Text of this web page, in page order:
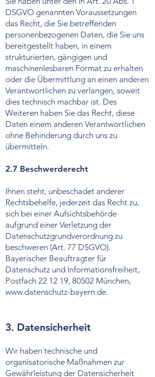
DSGVO genannten Voraussetzungen
das Recht, die Sie betreffenden
personenbezogenen Daten, die Sie uns
bereitgestellt haben, in einem
strukturierten, gängigen und
maschinenlesbaren Format zu erhalten
oder die Übermittlung an einen anderen
Verantwortlichen zu verlangen, soweit
dies technisch machbar ist. Des
Weiteren haben Sie das Recht, diese
Daten einem anderen Verantwortlichen
ohne Behinderung durch uns zu
übermitteln.
2.7 Beschwerderecht
Ihnen steht, unbeschadet anderer
Rechtsbehelfe, jederzeit das Recht zu,
sich bei einer Aufsichtsbehörde
aufgrund einer Verletzung der
Datenschutzgrundverordnung zu
beschweren (Art. 77 DSGVO).
Bayerischer Beauftragter für
Datenschutz und Informationsfreiheit,
Postfach 22 12 19, 80502 München,
www.datenschutz-bayern.de.
3. Datensicherheit
Wir haben technische und
organisatorische Maßnahmen zur
Gewährleistung der Datensicherheit